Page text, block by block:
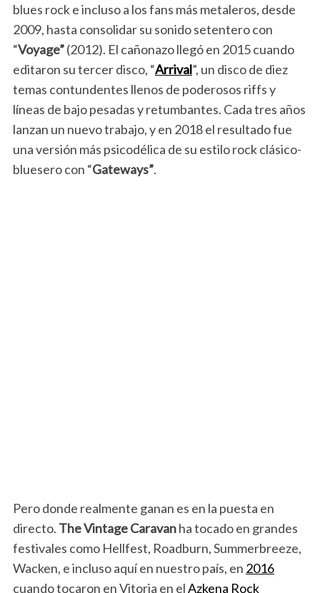
blues rock e incluso a los fans más metaleros, desde
2009, hasta consolidar su sonido setentero con
“Voyage”(2012). El cañonazo llegó en 2015 cuando
editaron su tercer disco, “Arrival”, un disco de diez
temas contundentes llenos de poderosos riffs y
líneas de bajo pesadas y retumbantes. Cada tres años
lanzan un nuevo trabajo, y en 2018 el resultado fue
una versión más psicodélica de su estilo rock clásico-
bluesero con “Gateways”.
Pero donde realmente ganan es en la puesta en
directo. The Vintage Caravanha tocado en grandes
festivales como Hellfest, Roadburn, Summerbreeze,
Wacken, e incluso aquí en nuestro país, en 2016
cuando tocaron en Vitoria en elAzkena Rock